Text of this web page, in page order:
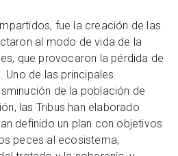
fue la creación de las
al modo de vida de la
que provocaron la pérdida de
de las principales
de la población de
las Tribus han elaborado
definido un plan con objetivos
peces al ecosistema,